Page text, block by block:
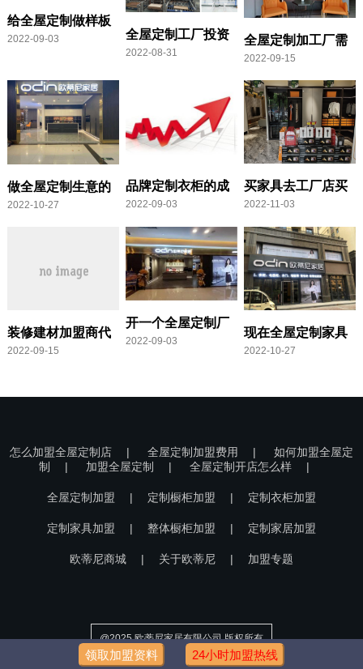
给全屋定制做样板
间一般什么价格
2022-09-03
全屋定制工厂投资
多少 开一个全屋定
2022-08-31
全屋定制加工厂需
要投资多少钱,全屋
定制加工厂怎么样
2022-09-15
做全屋定制生意的
一年赚多少钱
2022-10-27
品牌定制衣柜的成
本与利润计算有多
少
2022-09-03
买家具去工厂店买
靠谱吗,直接去厂家
买家具会便宜些吗
2022-11-03
装修建材加盟商代
理条件,装修建材代
2022-09-15
开一个全屋定制厂
需要多少钱
2022-09-03
现在全屋定制家具
行业前景怎样
2022-10-27
怎么加盟全屋定制店 | 全屋定制加盟费用 |
如何加盟全屋定
制
| 加盟全屋定制 | 全屋定制开店怎么样 |
全屋定制加盟 | 定制橱柜加盟 | 定制衣柜加盟
定制家具加盟 | 整体橱柜加盟 | 定制家居加盟
欧蒂尼商城 | 关于欧蒂尼 | 加盟专题
@2025 欧蒂尼家居有限公司 版权所有
领取加盟资料 24小时加盟热线